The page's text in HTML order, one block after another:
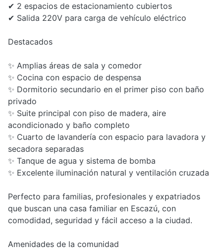
✔ 2 espacios de estacionamiento cubiertos
✔ Salida 220V para carga de vehículo eléctrico
Destacados
✨ Amplias áreas de sala y comedor
✨ Cocina con espacio de despensa
✨ Dormitorio secundario en el primer piso con baño
privado
✨ Suite principal con piso de madera, aire
acondicionado y baño completo
✨ Cuarto de lavandería con espacio para lavadora y
secadora separadas
✨ Tanque de agua y sistema de bomba
✨ Excelente iluminación natural y ventilación cruzada
Perfecto para familias, profesionales y expatriados
que buscan una casa familiar en Escazú, con
comodidad, seguridad y fácil acceso a la ciudad.
Amenidades de la comunidad